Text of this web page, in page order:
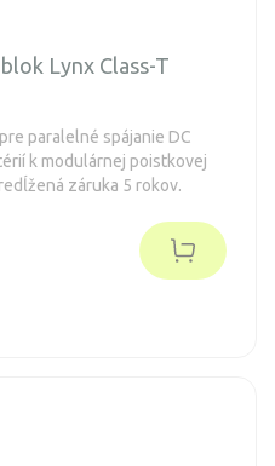
Lynx Class-T
paralelné spájanie DC
k modulárnej poistkovej
záruka 5 rokov.